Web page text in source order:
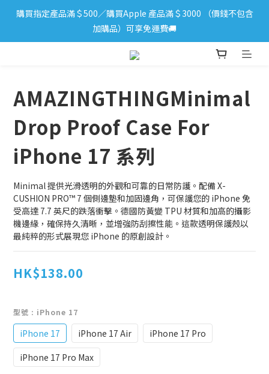
iPhone 17 系列新登場！立即訂購
購買指定產品滿＄500／購買Apple 產品滿＄3000 （價錢不包含
加購品）可享免運費🚚
iPhone 17 系列新登場！立即訂購
AMAZINGTHINGMinimal
Drop Proof Case For
iPhone 17 系列
Minimal 提供光滑透明的外觀和可靠的日常防護。配備 X-
CUSHION PRO™ 7 個側邊墊和加固邊角，可保護您的 iPhone 免
受高達 7.7 英尺的跌落衝擊。德國防黃變 TPU 材質和加高的攝影
機邊緣，確保持久清晰，並增強防刮擦性能。這款透明保護殼以
最純粹的形式展現您 iPhone 的原創設計。
HK$138.00
型號 : iPhone 17
iPhone 17 iPhone 17 Air
iPhone 17 Pro
iPhone 17 Pro Max